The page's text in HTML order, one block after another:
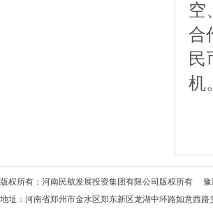
空
合
民
机
版权所有：河南民航发展投资集团有限公司版权所有 豫
地址：河南省郑州市金水区郑东新区龙湖中环路如意西